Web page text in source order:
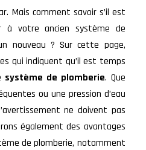
Mais comment savoir s’il est
à votre ancien système de
nouveau ? Sur cette page,
qui indiquent qu’il est temps
système de plomberie. Que
ou une pression d’eau
ne doivent pas
également des avantages
de plomberie, notamment